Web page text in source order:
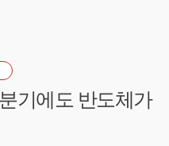
기에도 반도체가